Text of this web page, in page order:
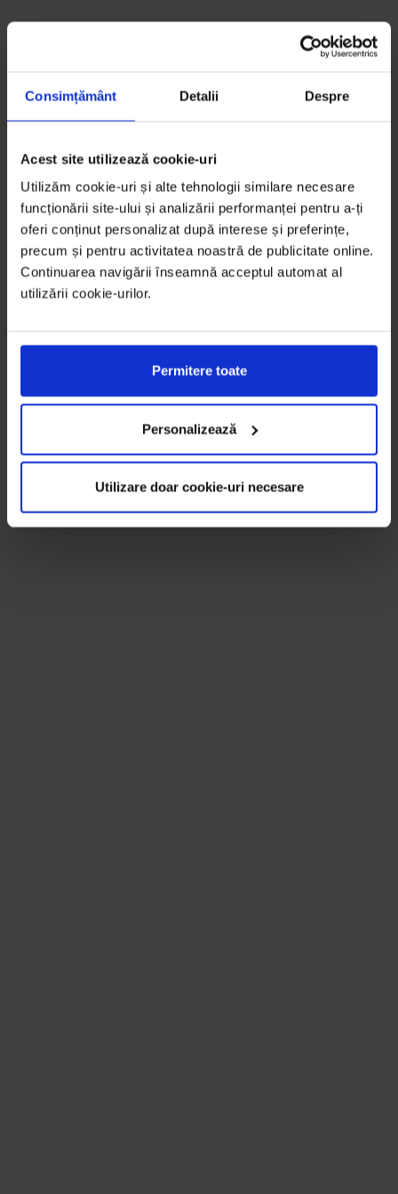
Consimțământ Detalii Despre
Acest site utilizează cookie-uri
Utilizăm cookie-uri și alte tehnologii similare necesare
funcționării site-ului și analizării performanței pentru a-ți
oferi conținut personalizat după interese și preferințe,
precum și pentru activitatea noastră de publicitate online.
Continuarea navigării înseamnă acceptul automat al
utilizării cookie-urilor.
Permitere toate
Personalizează
Utilizare doar cookie-uri necesare